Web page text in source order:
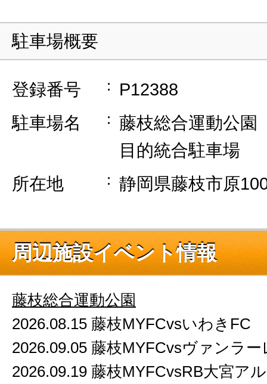
駐車場概要
登録番号
P12388
駐車場名
藤枝総合運動公
目的統合駐車場
所在地
静岡県藤枝市原
周辺施設イベント情報
藤枝総合運動公園
2026.08.15 藤枝MYFCvsいわきFC
2026.09.05 藤枝MYFCvsヴァンラー
2026.09.19 藤枝MYFCvsRB大宮ア